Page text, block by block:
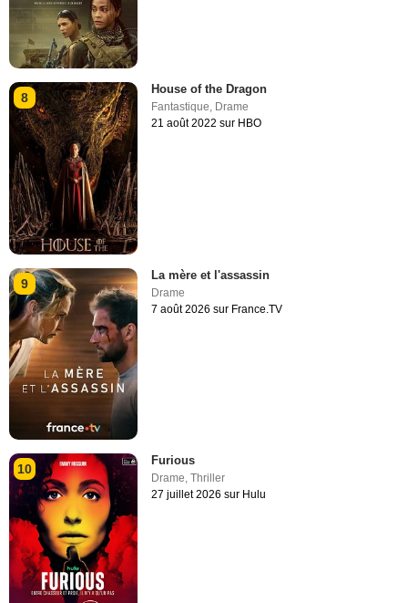
8
House of the Dragon
Fantastique, Drame
21 août 2022 sur HBO
9
La mère et l'assassin
Drame
7 août 2026 sur France.TV
10
Furious
Drame,Thriller
27 juillet 2026 sur Hulu